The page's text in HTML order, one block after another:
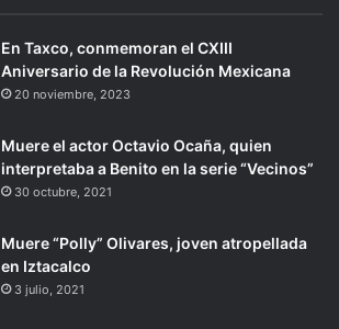
En Taxco, conmemoran el CXIII
Aniversario de la Revolución Mexicana
20 noviembre, 2023
Muere el actor Octavio Ocaña, quien
interpretaba a Benito en la serie “Vecinos”
30 octubre, 2021
Muere “Polly” Olivares, joven atropellada
en Iztacalco
3 julio, 2021